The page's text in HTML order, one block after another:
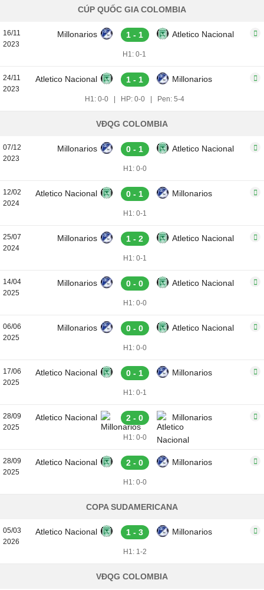
CÚP QUỐC GIA COLOMBIA
16/11
2023
Millonarios 1 - 1 Atletico Nacional
H1: 0-1
24/11
2023
Atletico Nacional 1 - 1 Millonarios
H1: 0-0 HP: 0-0 Pen: 5-4
VĐQG COLOMBIA
07/12
2023
Millonarios 0 - 1 Atletico Nacional
H1: 0-0
12/02
2024
Atletico Nacional 0 - 1 Millonarios
H1: 0-1
25/07
2024
Millonarios 1 - 2 Atletico Nacional
H1: 0-1
14/04
2025
Millonarios 0 - 0 Atletico Nacional
H1: 0-0
06/06
2025
Millonarios 0 - 0 Atletico Nacional
H1: 0-0
17/06
2025
Atletico Nacional 0 - 1 Millonarios
H1: 0-1
28/09
2025
Atletico Nacional 2 - 0 Millonarios
H1: 0-0
28/09
2025
Atletico Nacional 2 - 0 Millonarios
H1: 0-0
COPA SUDAMERICANA
05/03
2026
Atletico Nacional 1 - 3 Millonarios
H1: 1-2
VĐQG COLOMBIA